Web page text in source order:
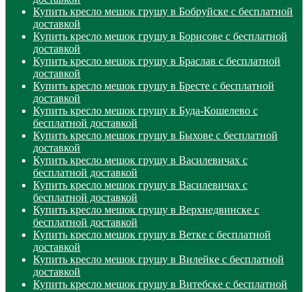
Купить кресло мешок грушу в Бобруйске с бесплатной
доставкой
Купить кресло мешок грушу в Борисове с бесплатной
доставкой
Купить кресло мешок грушу в Браслав с бесплатной
доставкой
Купить кресло мешок грушу в Бресте с бесплатной
доставкой
Купить кресло мешок грушу в Буда-Кошелево с
бесплатной доставкой
Купить кресло мешок грушу в Быхове с бесплатной
доставкой
Купить кресло мешок грушу в Василевичах с
бесплатной доставкой
Купить кресло мешок грушу в Василевичах с
бесплатной доставкой
Купить кресло мешок грушу в Верхнедвинске с
бесплатной доставкой
Купить кресло мешок грушу в Ветке с бесплатной
доставкой
Купить кресло мешок грушу в Вилейке с бесплатной
доставкой
Купить кресло мешок грушу в Витебске с бесплатной